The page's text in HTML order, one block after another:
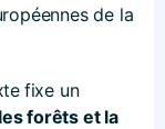
de la
fixe un
forêts et la